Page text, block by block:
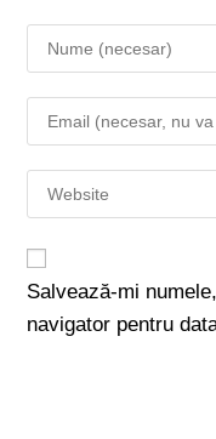
Salvează-mi
navigator pentru